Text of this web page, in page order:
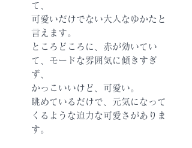
て、
可愛いだけでない大人なゆかたと
言えます。
ところどころに、赤が効いてい
て、モードな雰囲気に傾きすぎ
ず、
かっこいいけど、可愛い。
眺めているだけで、元気になって
くるような迫力な可愛さがありま
す。